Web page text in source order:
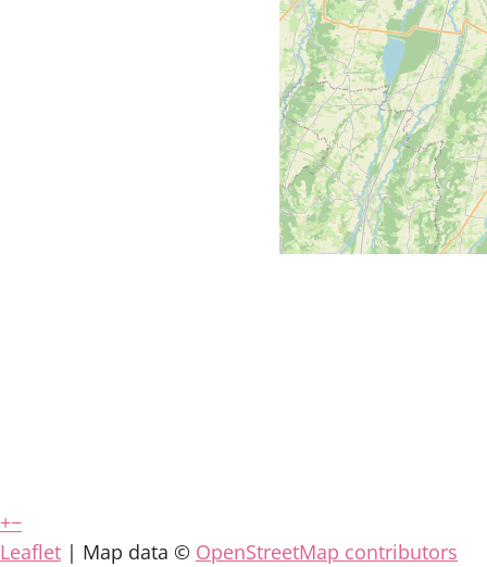
+−
Leaflet | Map data © OpenStreetMap contributors